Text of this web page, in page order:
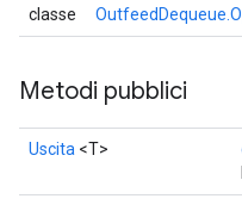
classe
Metodi pubblici
Uscita <T>